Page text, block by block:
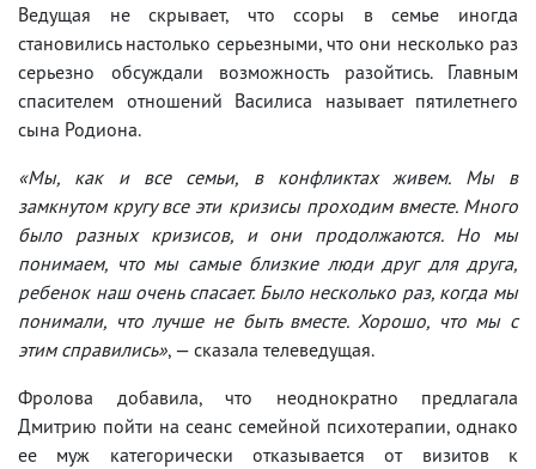
Ведущая не скрывает, что ссоры в семье иногда
становились настолько серьезными, что они несколько раз
серьезно обсуждали возможность разойтись. Главным
спасителем отношений Василиса называет пятилетнего
сына Родиона.
«Мы, как и все семьи, в конфликтах живем. Мы в
замкнутом кругу все эти кризисы проходим вместе. Много
было разных кризисов, и они продолжаются. Но мы
понимаем, что мы самые близкие люди друг для друга,
ребенок наш очень спасает. Было несколько раз, когда мы
понимали, что лучше не быть вместе. Хорошо, что мы с
этим справились», — сказала телеведущая.
Фролова добавила, что неоднократно предлагала
Дмитрию пойти на сеанс семейной психотерапии, однако
ее муж категорически отказывается от визитов к